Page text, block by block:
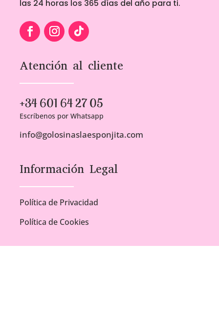
las 24 horas los 365 días del año para ti.
Atención al cliente
+34 601 64 27 05
Escríbenos por Whatsapp
info@golosinaslaesponjita.com
Información Legal
Política de Privacidad
Política de Cookies